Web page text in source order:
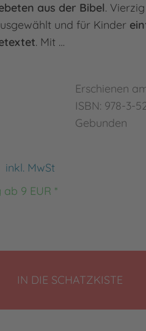
aus der Bibel.
und für Kinder
. Mit …
Erschienen
ISBN: 978-3-
Gebunden
inkl. MwSt
9 EUR *
IN DIE SCHATZKISTE